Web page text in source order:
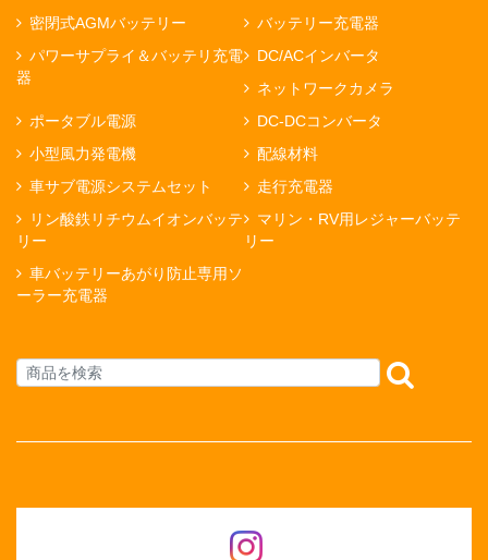
密閉式AGMバッテリー
バッテリー充電器
パワーサプライ＆バッテリ充電
器
DC/ACインバータ
ネットワークカメラ
ポータブル電源
DC-DCコンバータ
小型風力発電機
配線材料
車サブ電源システムセット
走行充電器
リン酸鉄リチウムイオンバッテ
リー
マリン・RV用レジャーバッテ
リー
車バッテリーあがり防止専用ソ
ーラー充電器